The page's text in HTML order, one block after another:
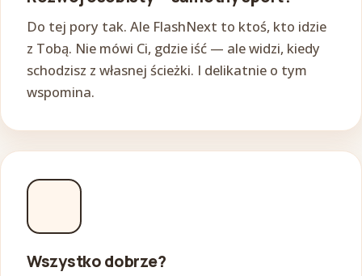
Do tej pory tak. Ale FlashNext to ktoś, kto idzie
z Tobą. Nie mówi Ci, gdzie iść — ale widzi, kiedy
schodzisz z własnej ścieżki. I delikatnie o tym
wspomina.
Wszystko dobrze?